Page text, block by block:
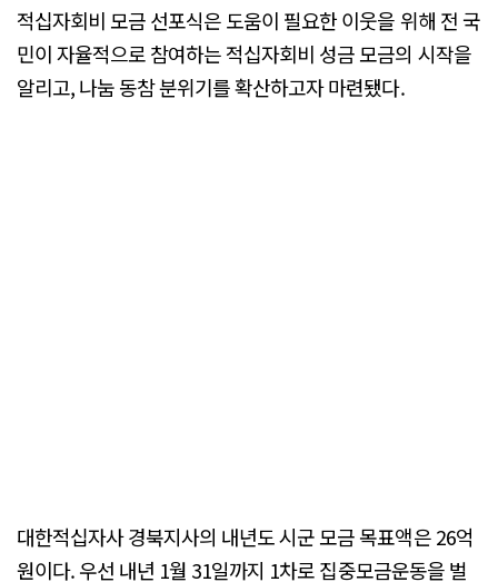
적십자회비 모금 선포식은 도움이 필요한 이웃을 위해 전 국
민이 자율적으로 참여하는 적십자회비 성금 모금의 시작을
알리고, 나눔 동참 분위기를 확산하고자 마련됐다.
대한적십자사 경북지사의 내년도 시군 모금 목표액은 26억
원이다. 우선 내년 1월 31일까지 1차로 집중모금운동을 벌